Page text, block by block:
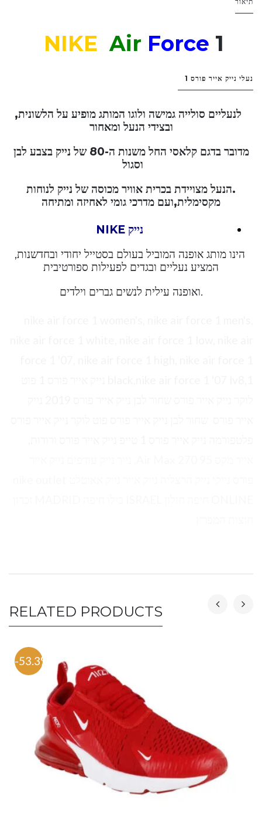
NIKE Air Force 1
נעלי נייק אייר פורס 1
לנעליים סולייה גמישה ולוגו המותג מופיע על הלשונית,
ובצידי הנעל ומאחור
מדובר בדגם קלאסי החל משנות ה-80 של נייק בצבע לבן
וסגול
.הנעל מצויידת בכרית אוויר מכוסה של נייק לנוחות
מקסימלית,ועם מדרכי גומי לאחיזה ומתיחה
נייק NIKE
הינו מותג אופנה המוביל בעולם בסטייל יחודי ובחדשנות,
המציע נעליים ובגדים לפעילות ספורטיבית
.ואופנה עילית לנשים גברים וילדים
RELATED PRODUCTS
-53.3%